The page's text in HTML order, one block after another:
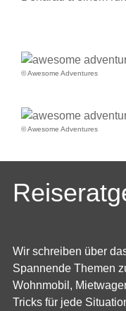
© Awesome Adventures
© Awesome Adventures
Wir schreiben über
Spannende Themen
Wohnmobil,
Tricks für jede